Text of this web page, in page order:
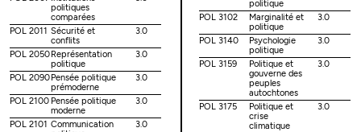
politiques
comparées
POL 2011 Sécurité et
conflits
3.0
POL 2050 Représentation
politique
3.0
POL 2090 Pensée politique
prémoderne
3.0
POL 2100 Pensée politique
moderne
3.0
POL 2101 Communication
3.0
politique
POL 3102
Marginalité et
politique
3.0
POL 3140
Psychologie
politique
3.0
POL 3159
Politique et
gouverne des
peuples
autochtones
3.0
POL 3175
Politique et
crise
climatique
3.0